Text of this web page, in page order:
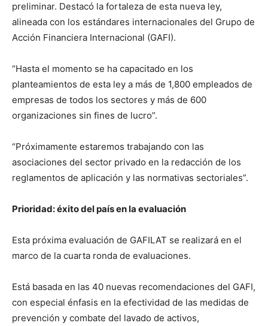
preliminar. Destacó la fortaleza de esta nueva ley,
alineada con los estándares internacionales del Grupo de
Acción Financiera Internacional (GAFI).
“Hasta el momento se ha capacitado en los
planteamientos de esta ley a más de 1,800 empleados de
empresas de todos los sectores y más de 600
organizaciones sin fines de lucro”.
“Próximamente estaremos trabajando con las
asociaciones del sector privado en la redacción de los
reglamentos de aplicación y las normativas sectoriales”.
Prioridad: éxito del país en la evaluación
Esta próxima evaluación de GAFILAT se realizará en el
marco de la cuarta ronda de evaluaciones.
Está basada en las 40 nuevas recomendaciones del GAFI,
con especial énfasis en la efectividad de las medidas de
prevención y combate del lavado de activos,